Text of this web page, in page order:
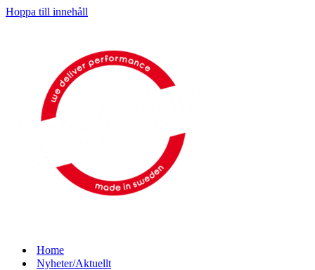
Hoppa till innehåll
Home
Nyheter/Aktuellt